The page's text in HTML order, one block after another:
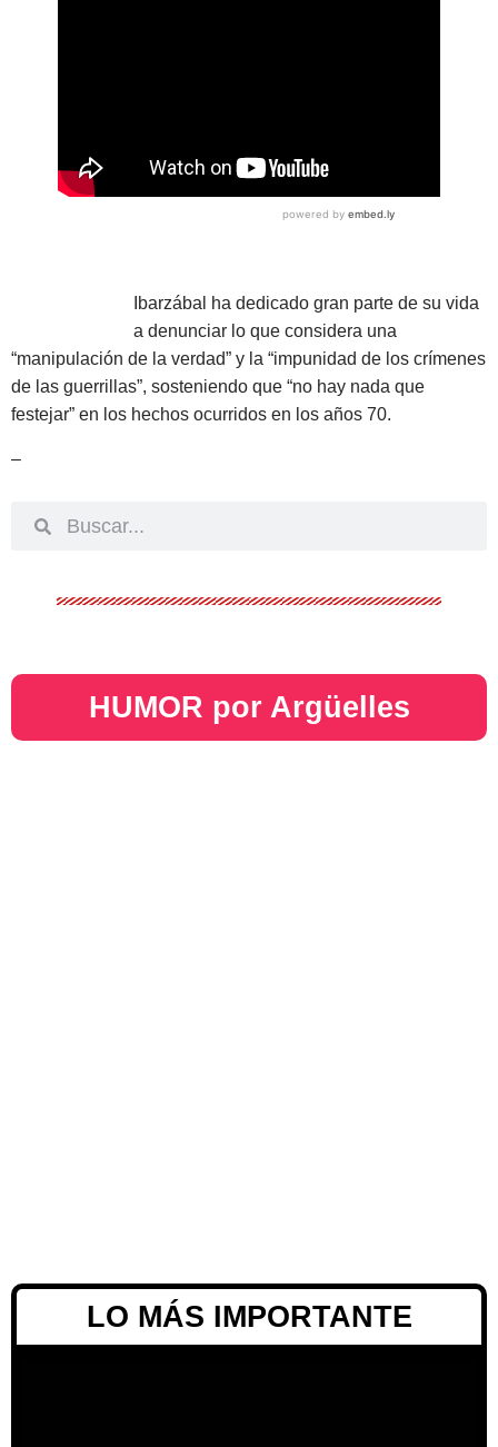
Ibarzábal ha dedicado gran parte de su vida
a denunciar lo que considera una
“manipulación de la verdad” y la “impunidad de los crímenes
de las guerrillas”, sosteniendo que “no hay nada que
festejar” en los hechos ocurridos en los años 70.
–
HUMOR por Argüelles​
LO MÁS IMPORTANTE